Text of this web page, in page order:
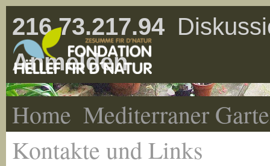
216.73.217.94
Anmelden
Home Mediterraner
Kontakte und Links